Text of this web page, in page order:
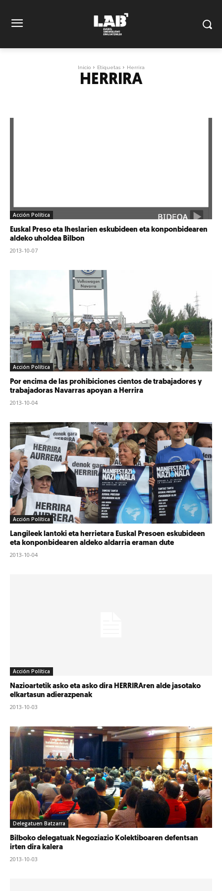
Inicio Etiquetas Herrira
HERRIRA
Acción Política
Euskal Preso eta Iheslarien eskubideen eta konponbidearen
aldeko uholdea Bilbon
2013-10-07
Acción Política
Por encima de las prohibiciones cientos de trabajadores y
trabajadoras Navarras apoyan a Herrira
2013-10-04
Acción Política
Langileek lantoki eta herrietara Euskal Presoen eskubideen
eta konponbidearen aldeko aldarria eraman dute
2013-10-04
Acción Política
Nazioartetik asko eta asko dira HERRIRAren alde jasotako
elkartasun adierazpenak
2013-10-03
Delegatuen Batzarra
Bilboko delegatuak Negoziazio Kolektiboaren defentsan
irten dira kalera
2013-10-03